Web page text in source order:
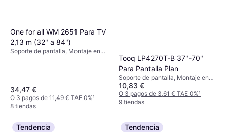
One for all WM 2651 Para TV
2,13 m (32" a 84")
Soporte de pantalla, Montaje en
34,47 €
O 3 pagos de 11,49 € TAE 0%¹
8 tiendas
Tooq LP4270T-B 37"-70"
Para Pantalla Plan
Soporte de pantalla, Montaje en
Pared, 37"-70"
10,83 €
O 3 pagos de 3,61 € TAE 0%¹
9 tiendas
Tendencia Tendencia